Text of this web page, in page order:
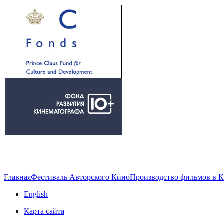
ГлавнаяФестиваль Авторского КиноПроизводство фильмов в
English
Карта сайта